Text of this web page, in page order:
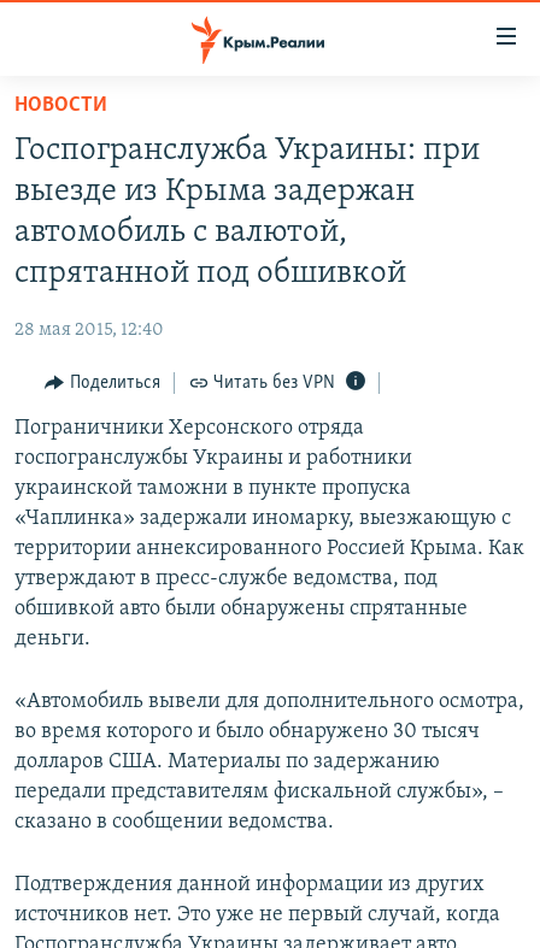
Вернуться
основному
содержанию
главной
Вернутся
поиску
СПЕЦПРОЕКТЫ
КАРТА ВОЕННЫХ ОБЪЕКТОВ КРЫМА
ИНФОГРАФИКА
ТЕЛЕПРОЕКТ КРЫМ.РЕАЛИИ
СОВЕТЫ ПРАВОЗАЩИТНИКОВ
ПРОПАВШИЕ БЕЗ ВЕСТИ
ПОБЕДИТЕЛЕЙ НЕ СУДЯТ?
КРЫМ.НЕПОКОРЕННЫЙ
ELIFBE
УКРАИНСКАЯ ПРОБЛЕМА КРЫМА
РАДІО СВОБОДА
КАК ОБОЙТИ БЛОКИРОВКУ
Українською
Qırımtatar
ПРИСОЕДИНЯЙТЕСЬ!
Все сайты RFE/RL
НОВОСТИ
Госпогранслужба Украины: при
выезде из Крыма задержан
автомобиль с валютой,
спрятанной под обшивкой
28 мая 2015, 12:40
Поделиться Читать без VPN
Пограничники Херсонского отряда
госпогранслужбы Украины и работники
украинской таможни в пункте пропуска
«Чаплинка» задержали иномарку, выезжающую с
территории аннексированного Россией Крыма. Как
утверждают в пресс-службе ведомства, под
обшивкой авто были обнаружены спрятанные
деньги.
«Автомобиль вывели для дополнительного осмотра,
во время которого и было обнаружено 30 тысяч
долларов США. Материалы по задержанию
передали представителям фискальной службы», –
сказано в сообщении ведомства.
Подтверждения данной информации из других
источников нет. Это уже не первый случай, когда